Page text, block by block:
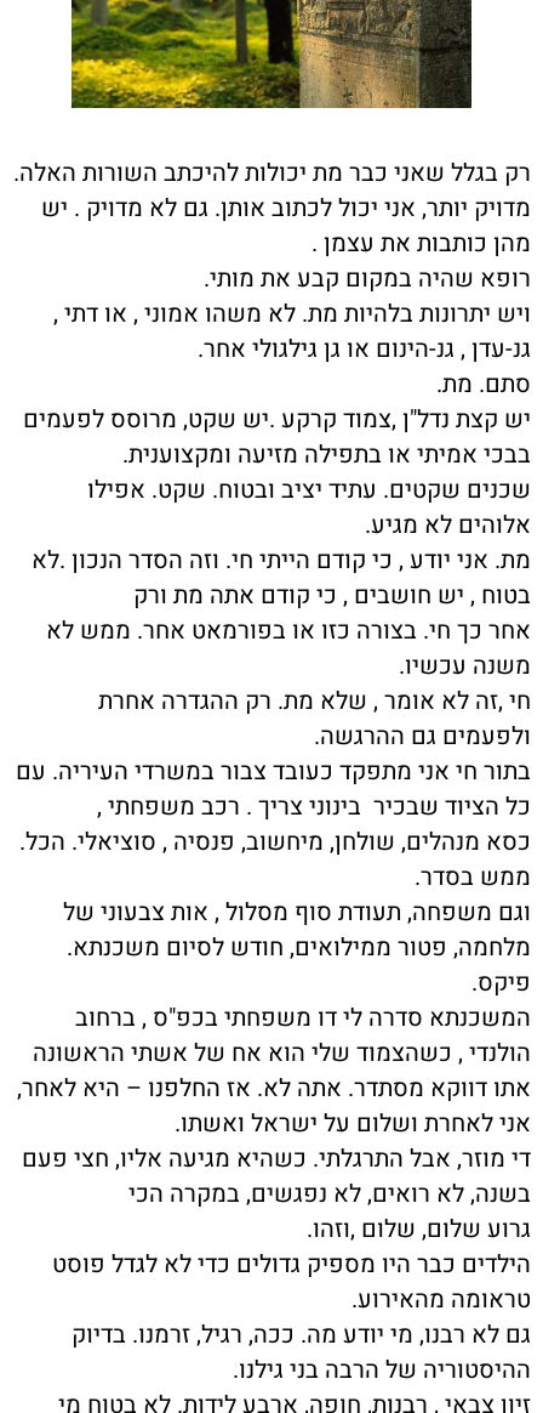
רק בגלל שאני כבר מת יכולות להיכתב השורות האלה.
מדויק יותר, אני יכול לכתוב אותן. גם לא מדויק . יש
מהן כותבות את עצמן .
רופא שהיה במקום קבע את מותי.
ויש יתרונות בלהיות מת. לא משהו אמוני , או דתי ,
גנ-עדן , גנ-הינום או גן גילגולי אחר.
סתם. מת.
יש קצת נדל"ן ,צמוד קרקע .יש שקט, מרוסס לפעמים
בבכי אמיתי או בתפילה מזיעה ומקצוענית.
שכנים שקטים. עתיד יציב ובטוח. שקט. אפילו
אלוהים לא מגיע.
מת. אני יודע , כי קודם הייתי חי. וזה הסדר הנכון .לא
בטוח , יש חושבים , כי קודם אתה מת ורק
אחר כך חי. בצורה כזו או בפורמאט אחר. ממש לא
משנה עכשיו.
חי ,זה לא אומר , שלא מת. רק ההגדרה אחרת
ולפעמים גם ההרגשה.
בתור חי אני מתפקד כעובד צבור במשרדי העיריה. עם
כל הציוד שבכיר בינוני צריך . רכב משפחתי ,
כסא מנהלים, שולחן, מיחשוב, פנסיה , סוציאלי. הכל.
ממש בסדר.
וגם משפחה, תעודת סוף מסלול , אות צבעוני של
מלחמה, פטור ממילואים, חודש לסיום משכנתא.
פיקס.
המשכנתא סדרה לי דו משפחתי בכפ"ס , ברחוב
הולנדי , כשהצמוד שלי הוא אח של אשתי הראשונה
אתו דווקא מסתדר. אתה לא. אז החלפנו – היא לאחר,
אני לאחרת ושלום על ישראל ואשתו.
די מוזר, אבל התרגלתי. כשהיא מגיעה אליו, חצי פעם
בשנה, לא רואים, לא נפגשים, במקרה הכי
גרוע שלום, שלום ,וזהו.
הילדים כבר היו מספיק גדולים כדי לא לגדל פוסט
טראומה מהאירוע.
גם לא רבנו, מי יודע מה. ככה, רגיל, זרמנו. בדיוק
ההיסטוריה של הרבה בני גילנו.
זיון צבאי , רבנות, חופה, ארבע לידות. לא בטוח מי